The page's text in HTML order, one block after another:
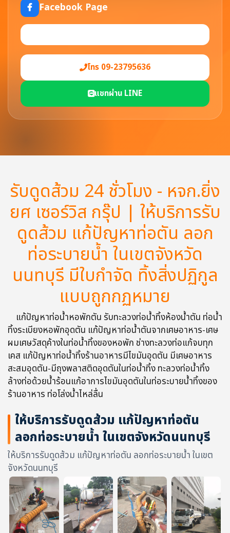
Facebook Page
โทร 09-23795636
แชทผ่าน LINE
รับดูดส้วม 24 ชั่วโมง - หจก.ยิ่ง
ยศ เซอร์วิส กรุ๊ป | ให้บริการรับ
ดูดส้วม แก้ปัญหาท่อตัน ลอก
ท่อระบายน้ำ ในเขตจังหวัด
นนทบุรี มีใบกำจัด ทิ้งสิ่งปฏิกูล
แบบถูกกฏหมาย
แก้ปัญหาท่อน้ำหอพักตัน รับทะลวงท่อน้ำทิ้งห้องน้ำตัน ท่อน้ำ
ทิ้งระเบียงหอพักอุดตัน แก้ปัญหาท่อน้ำตันจากเศษอาหาร-เศษ
ผมเศษวัสดุค้างในท่อน้ำทิ้งของหอพัก ช่างทะลวงท่อแก้จบทุก
เคส แก้ปัญหาท่อน้ำทิ้งร้านอาหารมีไขมันอุดตัน มีเศษอาหาร
สะสมอุดตัน-มีถุงพลาสติดอุดตันในท่อน้ำทิ้ง ทะลวงท่อน้ำทิ้ง
ล้างท่อด้วยน้ำร้อนแก้อาการไขมันอุดตันในท่อระบายน้ำทิ้งของ
ร้านอาหาร ท่อโล่งน้ำไหล่ลื่น
ให้บริการรับดูดส้วม แก้ปัญหาท่อตัน
ลอกท่อระบายน้ำ ในเขตจังหวัดนนทบุรี
ให้บริการรับดูดส้วม แก้ปัญหาท่อตัน ลอกท่อระบายน้ำ ในเขต
จังหวัดนนทบุรี